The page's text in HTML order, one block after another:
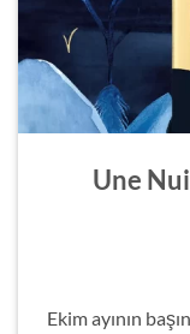
Une
Ekim ayının